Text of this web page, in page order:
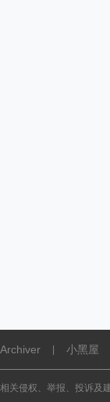
Archiver 小黑屋
相关侵权、举报、投诉及